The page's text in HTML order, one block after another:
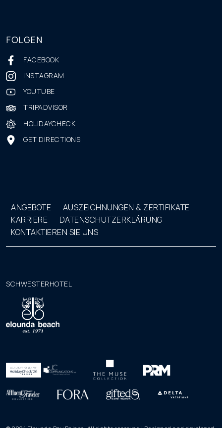
FOLGEN
FACEBOOK
INSTAGRAM
YOUTUBE
TRIPADVISOR
HOLIDAYCHECK
GET DIRECTIONS
ANGEBOTE
AUSZEICHNUNGEN & ZERTIFIKATE
KARRIERE
DATENSCHUTZERKLÄRUNG
KONTAKTIEREN SIE UNS
SCHWESTERHOTEL